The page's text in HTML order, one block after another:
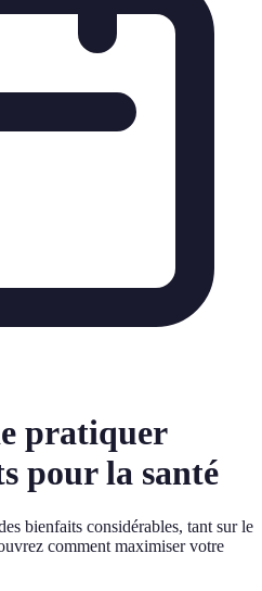
pratiquer
pour la santé
bienfaits considérables, tant sur le
comment maximiser votre